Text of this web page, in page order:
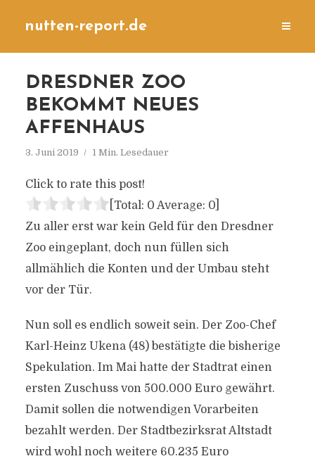
nutten-report.de
DRESDNER ZOO
BEKOMMT NEUES
AFFENHAUS
3. Juni 2019 1 Min. Lesedauer
Click to rate this post!
[Total: 0 Average: 0]
Zu aller erst war kein Geld für den Dresdner
Zoo eingeplant, doch nun füllen sich
allmählich die Konten und der Umbau steht
vor der Tür.
Nun soll es endlich soweit sein. Der Zoo-Chef
Karl-Heinz Ukena (48) bestätigte die bisherige
Spekulation. Im Mai hatte der Stadtrat einen
ersten Zuschuss von 500.000 Euro gewährt.
Damit sollen die notwendigen Vorarbeiten
bezahlt werden. Der Stadtbezirksrat Altstadt
wird wohl noch weitere 60.235 Euro